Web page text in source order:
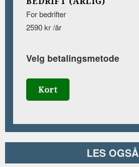
For bedrifter
2590 kr /år
Velg betalingsmetode
Kort
LES OGSÅ